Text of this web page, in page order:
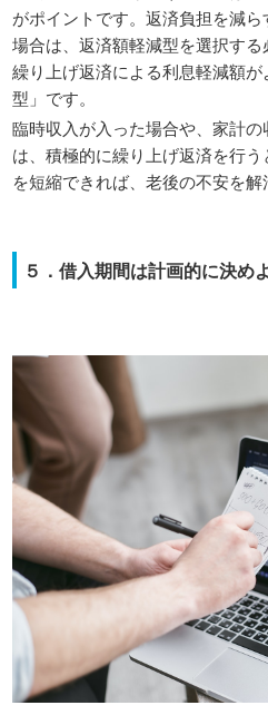
がポイントです。返済負担を減
場合は、返済額軽減型を選択する
繰り上げ返済による利息軽減額
型」です。
臨時収入が入った場合や、家計
は、積極的に繰り上げ返済を行
を短縮できれば、老後の不安を解
５．借入期間は計画的に決め